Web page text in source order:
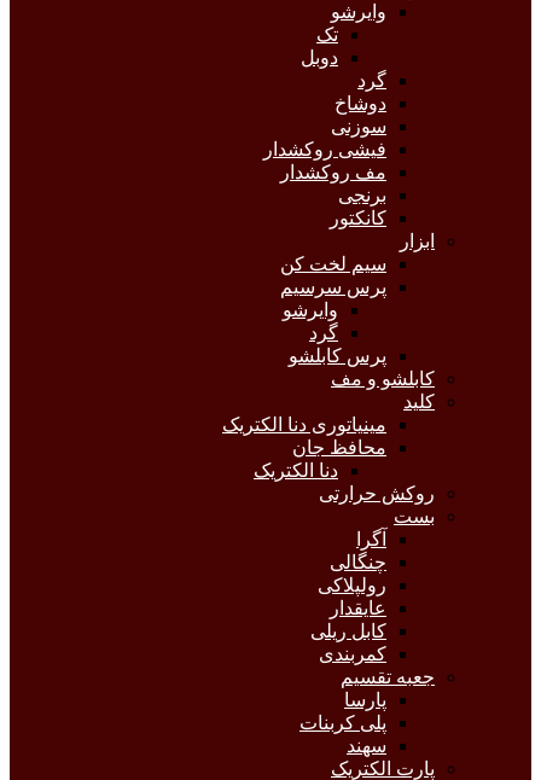
وایرشو
تک
دوبل
گرد
دوشاخ
سوزنی
فیشی روکشدار
مف روکشدار
برنجی
کانکتور
ابزار
سیم لخت کن
پرس سرسیم
وایرشو
گرد
پرس کابلشو
کابلشو و مف
کلید
مینیاتوری دنا الکتریک
محافظ جان
دنا الکتریک
روکش حرارتی
بست
آگرا
چنگالی
رولپلاکی
عایقدار
کابل ریلی
کمربندی
جعبه تقسیم
پارسا
پلی کربنات
سهند
پارت الکتریک